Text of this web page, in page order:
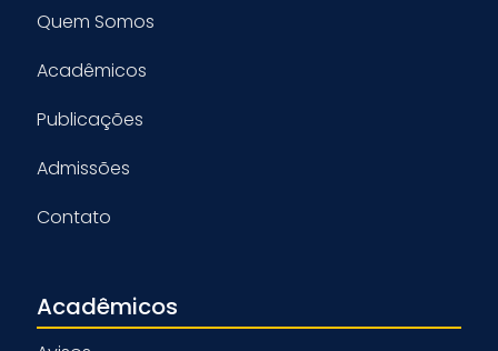
Quem Somos
Acadêmicos
Publicações
Admissões
Contato
Acadêmicos